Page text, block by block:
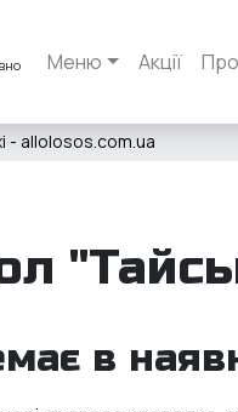
Меню Акції
- allolosos.com.ua
в